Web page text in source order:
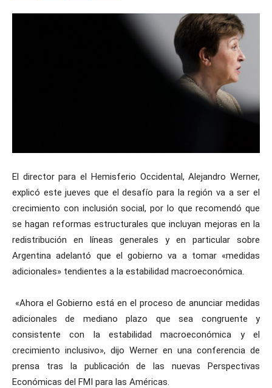
El director para el Hemisferio Occidental, Alejandro Werner,
explicó este jueves que el desafío para la región va a ser el
crecimiento con inclusión social, por lo que recomendó que
se hagan reformas estructurales que incluyan mejoras en la
redistribución en líneas generales y en particular sobre
Argentina adelantó que el gobierno va a tomar «medidas
adicionales» tendientes a la estabilidad macroeconómica.
«Ahora el Gobierno está en el proceso de anunciar medidas
adicionales de mediano plazo que sea congruente y
consistente con la estabilidad macroeconómica y el
crecimiento inclusivo», dijo Werner en una conferencia de
prensa tras la publicación de las nuevas Perspectivas
Económicas del FMI para las Américas.